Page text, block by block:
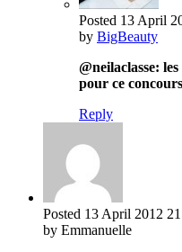
Posted 13 April
by BigBeauty
@neilaclasse:
pour ce
Reply
Posted 13 April 2012
by Emmanuelle